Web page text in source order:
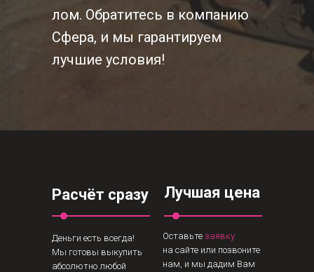
лом. Обратитесь в компанию
Сфера, и мы гарантируем
лучшие условия!
Расчёт сразу
Деньги есть всегда!
Мы готовы выкупить
абсолютно любой
Лучшая цена
Оставьте заявку
на сайте или позвоните
нам, и мы дадим Вам